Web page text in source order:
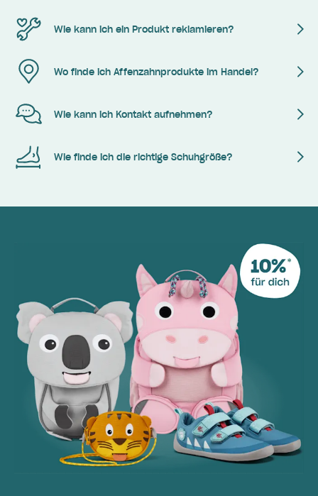
Wie kann ich ein Produkt reklamieren?
Wo finde ich Affenzahnprodukte im Handel?
Wie kann ich Kontakt aufnehmen?
Wie finde ich die richtige Schuhgröße?